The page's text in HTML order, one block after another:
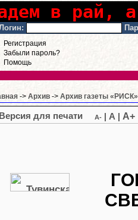
в рай,
Регистрация
Забыли пароль?
Помощь
-> Архив -> Архив газеты «РИСК»
A- A A+